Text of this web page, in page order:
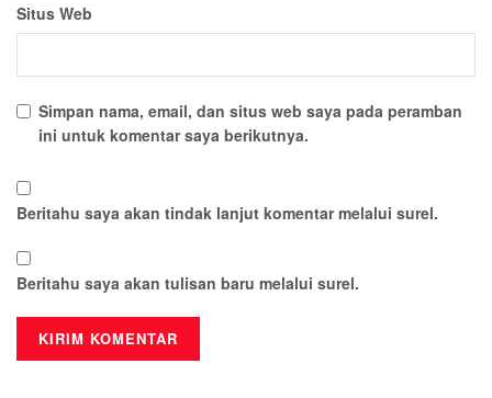
Situs Web
Simpan nama, email, dan situs web saya pada peramban
ini untuk komentar saya berikutnya.
Beritahu saya akan tindak lanjut komentar melalui surel.
Beritahu saya akan tulisan baru melalui surel.